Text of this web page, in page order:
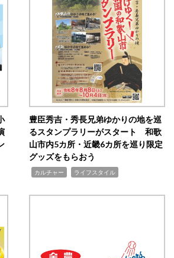
豊臣秀吉・秀長兄弟ゆかりの地を巡
るスタンプラリーがスタート 和歌
山市内5カ所・近畿6カ所を巡り限定
グッズをもらおう
カルチャー ライフスタイル